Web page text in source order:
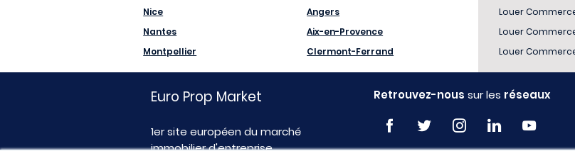
Nice
Nantes
Montpellier
Angers
Aix-en-Provence
Clermont-Ferrand
Louer
Louer
Louer
Euro Prop Market
1er site européen du marché
Retrouvez-nous sur les réseaux